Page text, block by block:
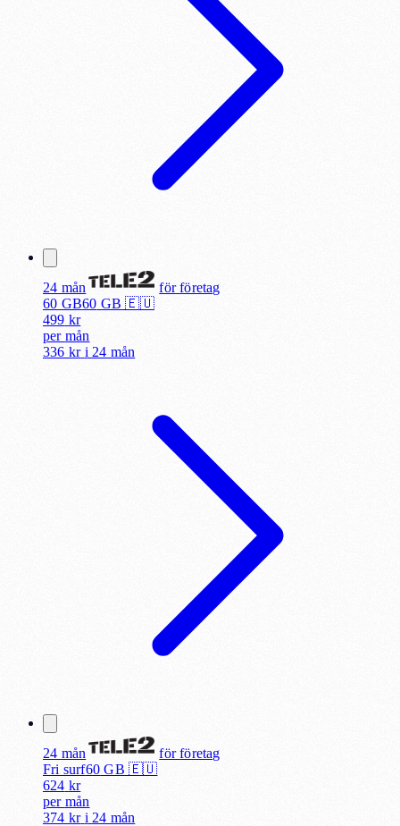
24 mån för företag
60 GB60 GB 🇪🇺
499 kr
per mån
336 kr i 24 mån
24 mån för företag
Fri surf60 GB 🇪🇺
624 kr
per mån
374 kr i 24 mån